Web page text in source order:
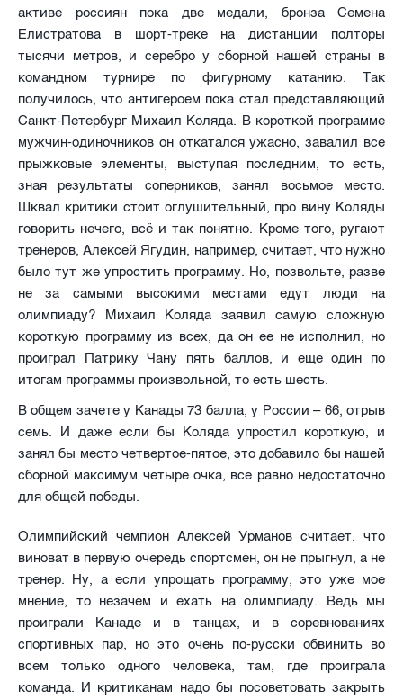
активе россиян пока две медали, бронза Семена
Елистратова в шорт-треке на дистанции полторы
тысячи метров, и серебро у сборной нашей страны в
командном турнире по фигурному катанию. Так
получилось, что антигероем пока стал представляющий
Санкт-Петербург Михаил Коляда. В короткой программе
мужчин-одиночников он откатался ужасно, завалил все
прыжковые элементы, выступая последним, то есть,
зная результаты соперников, занял восьмое место.
Шквал критики стоит оглушительный, про вину Коляды
говорить нечего, всё и так понятно. Кроме того, ругают
тренеров, Алексей Ягудин, например, считает, что нужно
было тут же упростить программу. Но, позвольте, разве
не за самыми высокими местами едут люди на
олимпиаду? Михаил Коляда заявил самую сложную
короткую программу из всех, да он ее не исполнил, но
проиграл Патрику Чану пять баллов, и еще один по
итогам программы произвольной, то есть шесть.
В общем зачете у Канады 73 балла, у России – 66, отрыв
семь. И даже если бы Коляда упростил короткую, и
занял бы место четвертое-пятое, это добавило бы нашей
сборной максимум четыре очка, все равно недостаточно
для общей победы.
Олимпийский чемпион Алексей Урманов считает, что
виноват в первую очередь спортсмен, он не прыгнул, а не
тренер. Ну, а если упрощать программу, это уже мое
мнение, то незачем и ехать на олимпиаду. Ведь мы
проиграли Канаде и в танцах, и в соревнованиях
спортивных пар, но это очень по-русски обвинить во
всем только одного человека, там, где проиграла
команда. И критиканам надо бы посоветовать закрыть